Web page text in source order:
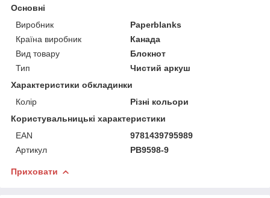
Основні
Виробник
Paperblanks
Країна виробник
Канада
Вид товару
Блокнот
Тип
Чистий аркуш
Характеристики обкладинки
Колір
Різні кольори
Користувальницькі характеристики
EAN
9781439795989
Артикул
PB9598-9
Приховати